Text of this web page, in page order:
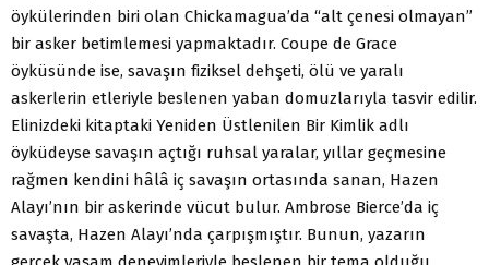
öykülerinden biri olan Chickamagua’da “alt çenesi olmayan”
bir asker betimlemesi yapmaktadır. Coupe de Grace
öyküsünde ise, savaşın fiziksel dehşeti, ölü ve yaralı
askerlerin etleriyle beslenen yaban domuzlarıyla tasvir edilir.
Elinizdeki kitaptaki Yeniden Üstlenilen Bir Kimlik adlı
öyküdeyse savaşın açtığı ruhsal yaralar, yıllar geçmesine
rağmen kendini hâlâ iç savaşın ortasında sanan, Hazen
Alayı’nın bir askerinde vücut bulur. Ambrose Bierce’da iç
savaşta, Hazen Alayı’nda çarpışmıştır. Bunun, yazarın